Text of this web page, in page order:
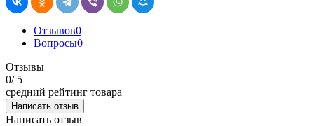
Отзывов0
Вопросы0
Отзывы
0/ 5
средний рейтинг товара
Написать отзыв
Написать отзыв